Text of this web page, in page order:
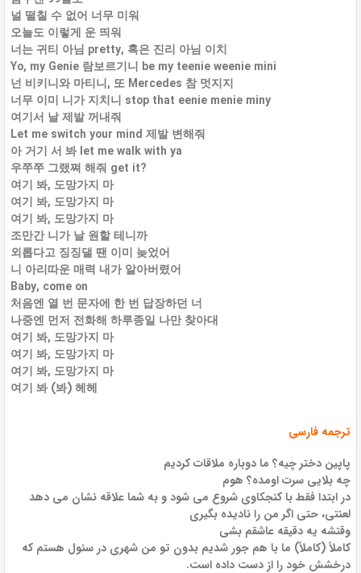
널 떨칠 수 없어 너무 미워
오늘도 이렇게 운 띄워
너는 귀티 아님 pretty, 혹은 진리 아님 이치
Yo, my Genie 람보르기니 be my teenie weenie mini
넌 비키니와 마티니, 또 Mercedes 참 멋지지
너무 이미 니가 지치니 stop that eenie menie miny
여기서 날 제발 꺼내줘
Let me switch your mind 제발 변해줘
아 거기 서 봐 let me walk with ya
우쭈쭈 그랬쪄 해줘 get it?
여기 봐, 도망가지 마
여기 봐, 도망가지 마
여기 봐, 도망가지 마
조만간 니가 날 원할 테니까
외롭다고 징징댈 땐 이미 늦었어
니 아리따운 매력 내가 알아버렸어
Baby, come on
처음엔 열 번 문자에 한 번 답장하던 너
나중엔 먼저 전화해 하루종일 나만 찾아대
여기 봐, 도망가지 마
여기 봐, 도망가지 마
여기 봐, 도망가지 마
여기 봐 (봐) 헤헤
ترجمه فارسی
پاپین دختر چیه؟ ما دوباره ملاقات کردیم
چه بلایی سرت اومده؟ هوم
در ابتدا فقط با کنجکاوی شروع می شود و به شما علاقه نشان می دهد
لعنتی، حتی اگر من را نادیده بگیری
وقتشه یه دقیقه عاشقم بشی
کاملاً (کاملاً) ما با هم جور شدیم بدون تو من شهری در سئول هستم که
درخشش خود را از دست داده است.